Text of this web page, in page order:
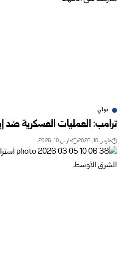
دولي
ترامب: العمليات العسكرية ضد
مارس 10, 2026 مارس 10, 2026